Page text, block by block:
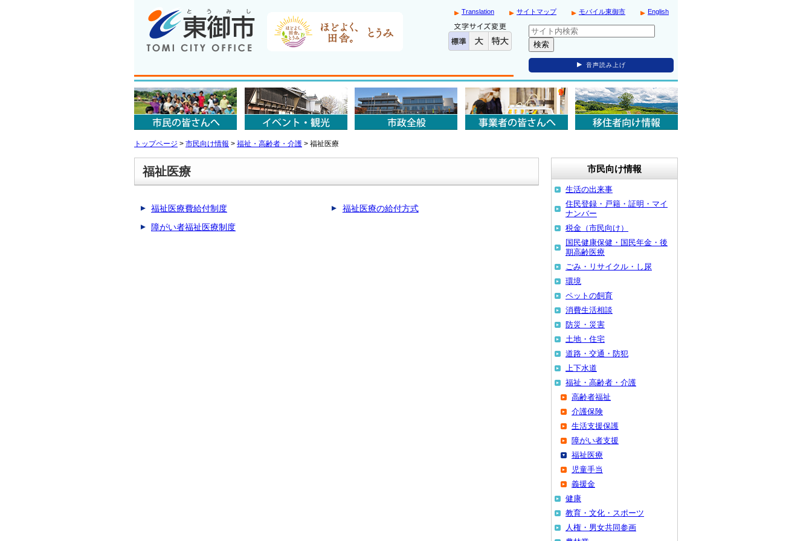
English
モバイル東御市
サイトマップ
Translation
音声読み上げ
トップページ > 市民向け情報 > 福祉・高齢者・介護 > 福祉医療
福祉医療
福祉医療費給付制度
福祉医療の給付方式
障がい者福祉医療制度
市民向け情報
生活の出来事
住民登録・戸籍・証明・マイ
ナンバー
税金（市民向け）
国民健康保健・国民年金・後
期高齢医療
ごみ・リサイクル・し尿
環境
ペットの飼育
消費生活相談
防災・災害
土地・住宅
道路・交通・防犯
上下水道
福祉・高齢者・介護
高齢者福祉
介護保険
生活支援保護
障がい者支援
福祉医療
児童手当
義援金
健康
教育・文化・スポーツ
人権・男女共同参画